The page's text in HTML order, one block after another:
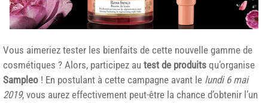
Vous aimeriez tester les bienfaits de cette nouvelle gamme de
cosmétiques ? Alors, participez au test de produits qu’organise
Sampleo ! En postulant à cette campagne avant le lundi 6 mai
2019, vous aurez effectivement peut-être la chance d’obtenir l’un